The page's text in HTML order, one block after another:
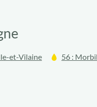
et-Vilaine 56 :